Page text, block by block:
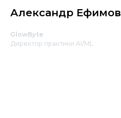
Александр Ефимов
GlowByte
Директор практики AI/ML